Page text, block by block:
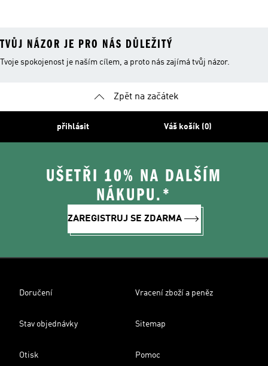
TVŮJ NÁZOR JE PRO NÁS DŮLEŽITÝ
Tvoje spokojenost je naším cílem, a proto nás zajímá tvůj názor.
Zpět na začátek
přihlásit Váš košík (0)
UŠETŘI 10% NA DALŠÍM
NÁKUPU.*
ZAREGISTRUJ SE ZDARMA
Doručení Vracení zboží a peněz
Stav objednávky Sitemap
Otisk Pomoc